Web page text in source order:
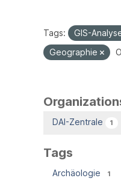
Tags: GIS-
Geographie
DAI-Zentrale 1
Tags
Archäologie 1